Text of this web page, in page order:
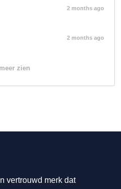
2 months ago
2 months ago
zien
vertrouwd merk dat